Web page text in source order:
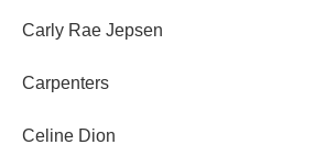
Carly Rae Jepsen
Carpenters
Celine Dion